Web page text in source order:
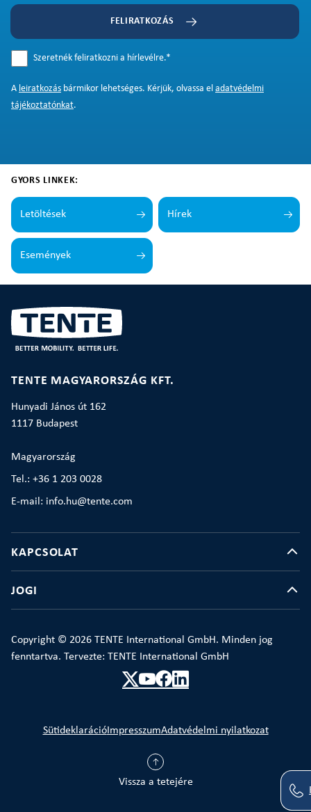
FELIRATKOZÁS
Szeretnék feliratkozni a hírlevélre.*
A leiratkozás bármikor lehetséges. Kérjük, olvassa el adatvédelmi
tájékoztatónkat.
GYORS LINKEK:
Letöltések Hírek
Események
TENTE MAGYARORSZÁG KFT.
Hunyadi János út 162
1117 Budapest
Magyarország
Tel.: +36 1 203 0028
E-mail: info.hu@tente.com
KAPCSOLAT
JOGI
Copyright © 2026 TENTE International GmbH. Minden jog
fenntartva. Tervezte: TENTE International GmbH
Vissza a tetejére
SütideklarációImpresszumAdatvédelmi nyilatkozat